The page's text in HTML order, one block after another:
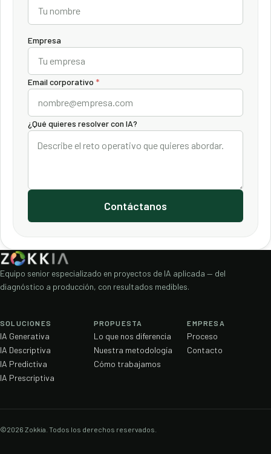
Empresa
Email corporativo *
¿Qué quieres resolver con IA?
Contáctanos
Equipo senior especializado en proyectos de IA aplicada — del
diagnóstico a producción, con resultados medibles.
SOLUCIONES
IA Generativa
IA Descriptiva
IA Predictiva
IA Prescriptiva
PROPUESTA
Lo que nos diferencia
Nuestra metodología
Cómo trabajamos
EMPRESA
Proceso
Contacto
©2026 Zokkia. Todos los derechos reservados.